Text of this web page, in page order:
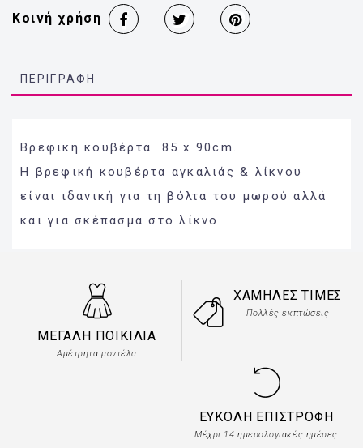
Κοινή χρήση
ΠΕΡΙΓΡΑΦΉ
Βρεφικη κουβέρτα 85 x 90cm.
Η βρεφική κουβέρτα αγκαλιάς & λίκνου
είναι ιδανική για τη βόλτα του μωρού αλλά
και για σκέπασμα στο λίκνο.
ΜΕΓΆΛΗ ΠΟΙΚΙΛΊΑ
Αμέτρητα μοντέλα
ΧΑΜΗΛΈΣ ΤΙΜΈΣ
Πολλές εκπτώσεις
ΕΎΚΟΛΗ ΕΠΙΣΤΡΟΦΉ
Μέχρι 14 ημερολογιακές ημέρες